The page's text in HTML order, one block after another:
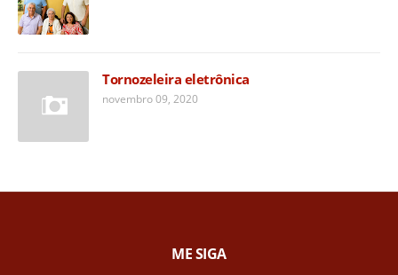
Tornozeleira eletrônica
novembro 09, 2020
ME SIGA